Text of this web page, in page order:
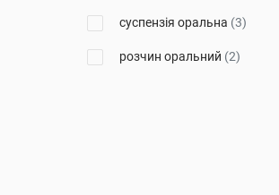
Альпіфлор(1)
Уорлд Медицин Ілач Сан. Ве
суспензія оральна (3)
розчин оральний (2)